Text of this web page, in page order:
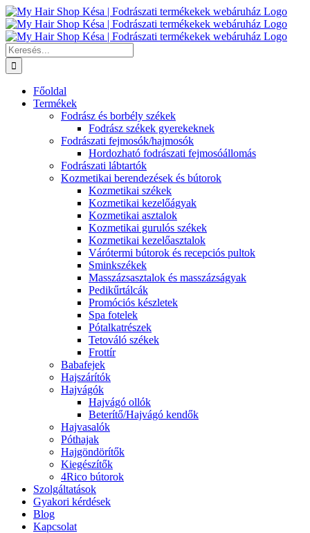
Kihagyás
Keresés...
Főoldal
Termékek
Fodrász és borbély székek
Fodrász székek gyerekeknek
Fodrászati fejmosók/hajmosók
Hordozható fodrászati fejmosóállomás
Fodrászati lábtartók
Kozmetikai berendezések és bútorok
Kozmetikai székek
Kozmetikai kezelőágyak
Kozmetikai asztalok
Kozmetikai gurulós székek
Kozmetikai kezelőasztalok
Várótermi bútorok és recepciós pultok
Sminkszékek
Masszázsasztalok és masszázságyak
Pedikűrtálcák
Promóciós készletek
Spa fotelek
Pótalkatrészek
Tetováló székek
Frottír
Babafejek
Hajszárítók
Hajvágók
Hajvágó ollók
Beterítő/Hajvágó kendők
Hajvasalók
Póthajak
Hajgöndörítők
Kiegészítők
4Rico bútorok
Szolgáltatások
Gyakori kérdések
Blog
Kapcsolat